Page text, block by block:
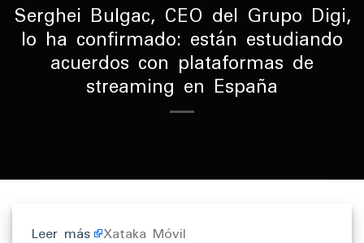
Serghei Bulgac, CEO del Grupo Digi,
lo ha confirmado: están estudiando
acuerdos con plataformas de
streaming en España
Leer más Xataka Móvil